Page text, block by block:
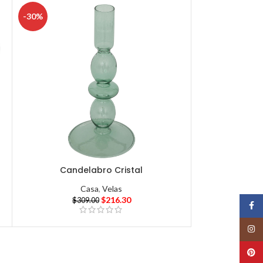
-30%
Candelabro Cristal
Casa,Velas
$309.00 $216.30